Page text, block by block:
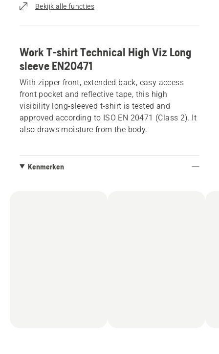
Bekijk alle functies
Work T-shirt Technical High Viz Long
sleeve EN20471
With zipper front, extended back, easy access
front pocket and reflective tape, this high
visibility long-sleeved t-shirt is tested and
approved according to ISO EN 20471 (Class 2). It
also draws moisture from the body.
Kenmerken